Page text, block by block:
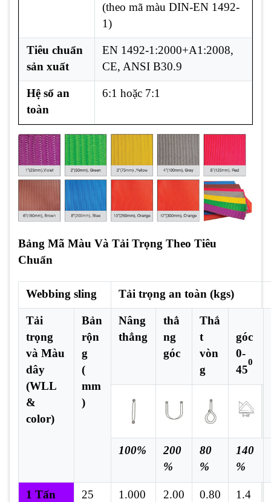
(theo mã màu DIN-EN 1492-
1)
Tiêu chuẩn
sản xuất
EN 1492-1:2000+A1:2008,
CE, ANSI B30.9
Hệ số an
toàn
6:1 hoặc 7:1
Bảng Mã Màu Và Tải Trọng Theo Tiêu
Chuẩn
Webbing sling Tải trọng an toàn (kgs)
Tải
trọng
và Màu
dây
(WLL
&
color)
Bản
rộn
g
(
mm
)
Nâng
thẳng
thẳ
ng
góc
Thắ
t
vòn
g
góc
0-
45
0
100%
200
%
80
%
140
%
1 Tấn 25 1.000
2.00
0.80
1.4